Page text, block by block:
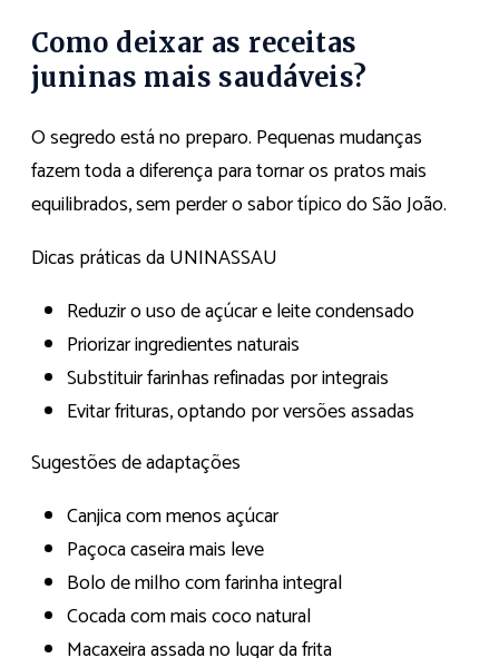
Como deixar as receitas
juninas mais saudáveis?
O segredo está no preparo. Pequenas mudanças
fazem toda a diferença para tornar os pratos mais
equilibrados, sem perder o sabor típico do São João.
Dicas práticas da UNINASSAU
Reduzir o uso de açúcar e leite condensado
Priorizar ingredientes naturais
Substituir farinhas refinadas por integrais
Evitar frituras, optando por versões assadas
Sugestões de adaptações
Canjica com menos açúcar
Paçoca caseira mais leve
Bolo de milho com farinha integral
Cocada com mais coco natural
Macaxeira assada no lugar da frita